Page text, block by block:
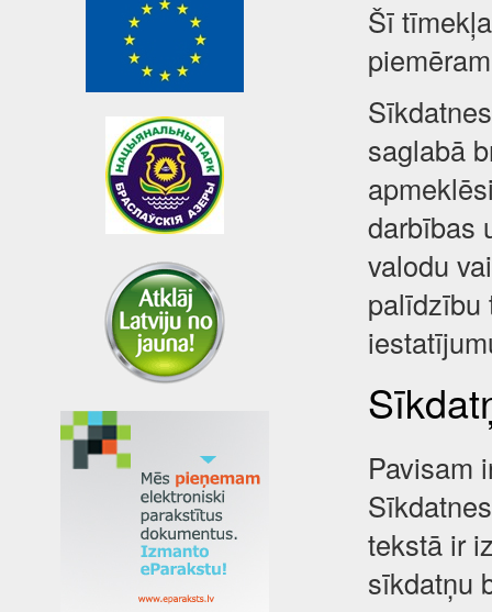
Šī
saglabā
darbības
valodu
palīdzību
Pavisam
tekstā ir
sīkdatņu